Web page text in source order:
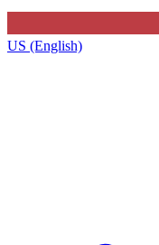
US (English)